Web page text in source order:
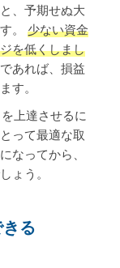
、予期せぬ大
。 少ない資金
を低くしまし
あれば、損益
す。
上達させるに
って最適な取
なってから、
ょう。
る